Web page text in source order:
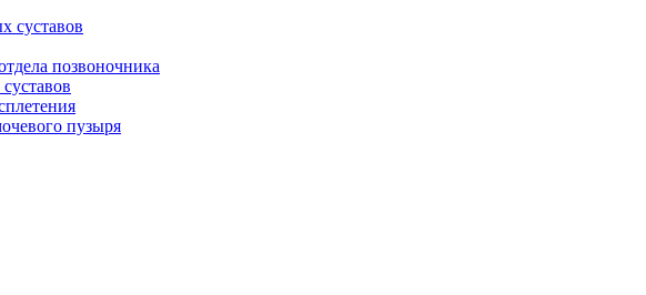
суставов
позвоночника
пузыря